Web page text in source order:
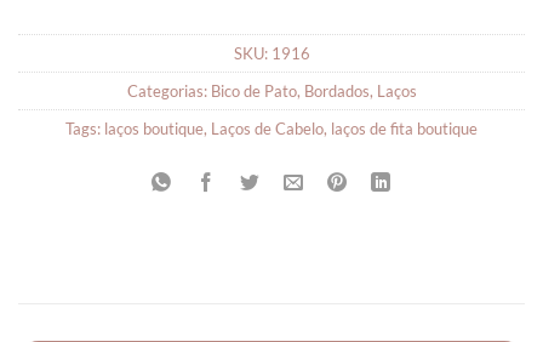
SKU: 1916
Categorias: Bico de Pato, Bordados, Laços
Tags: laços boutique, Laços de Cabelo, laços de fita boutique